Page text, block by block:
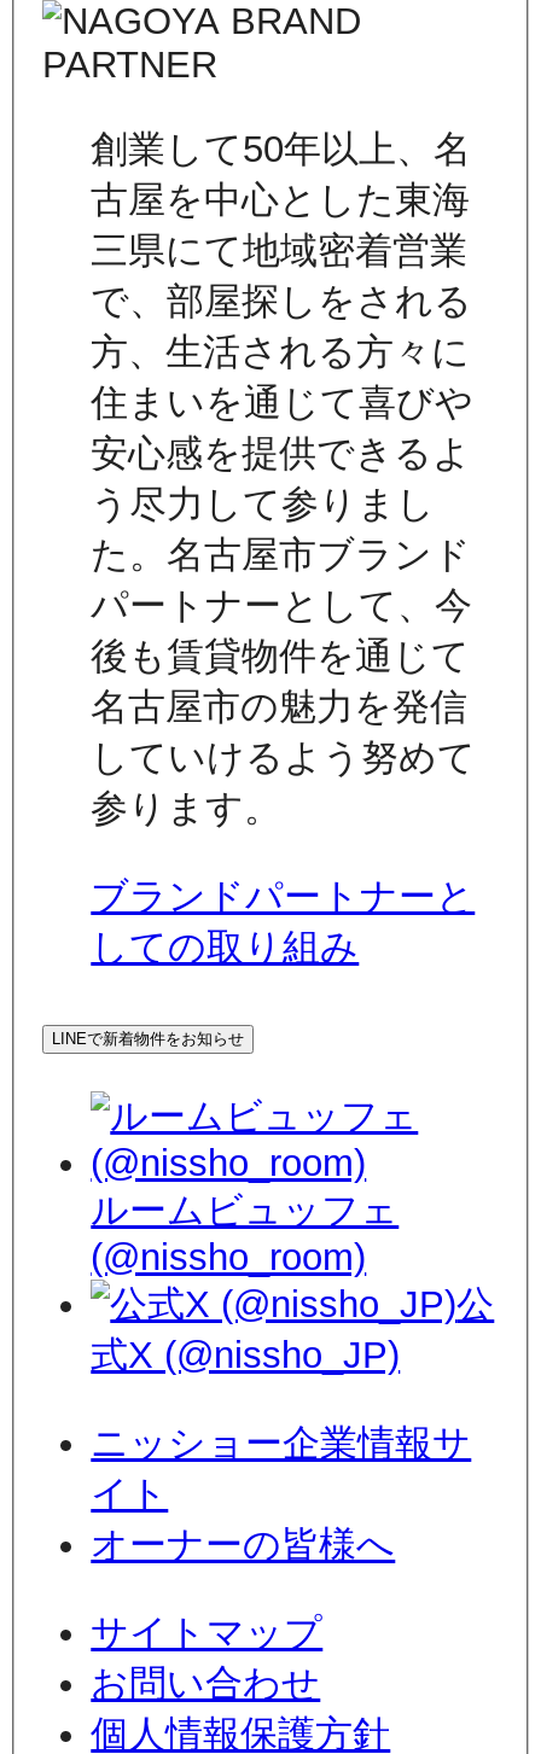
創業して50年以上、名
古屋を中心とした東海
三県にて地域密着営業
で、部屋探しをされる
方、生活される方々に
住まいを通じて喜びや
安心感を提供できるよ
う尽力して参りまし
た。名古屋市ブランド
パートナーとして、今
後も賃貸物件を通じて
名古屋市の魅力を発信
していけるよう努めて
参ります。
ブランドパートナーと
しての取り組み
LINEで新着物件をお知らせ
ルームビュッフェ
(@nissho_room)
公
式X (@nissho_JP)
ニッショー企業情報サ
イト
オーナーの皆様へ
サイトマップ
お問い合わせ
個人情報保護方針